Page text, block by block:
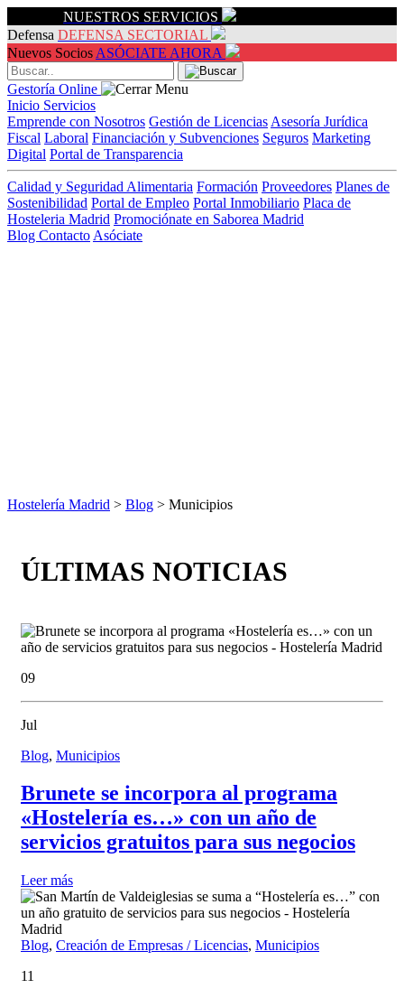
NUESTROS SERVICIOS
Defensa DEFENSA SECTORIAL
Nuevos Socios ASÓCIATE AHORA
Gestoría Online
Inicio Servicios
Emprende con Nosotros Gestión de Licencias Asesoría Jurídica
Fiscal Laboral Financiación y Subvenciones Seguros Marketing
Digital Portal de Transparencia
Calidad y Seguridad Alimentaria Formación Proveedores Planes de
Sostenibilidad Portal de Empleo Portal Inmobiliario Placa de
Hosteleria Madrid Promociónate en Saborea Madrid
Blog Contacto Asóciate
Hostelería Madrid > Blog > Municipios
ÚLTIMAS NOTICIAS
09
Jul
Blog, Municipios
Brunete se incorpora al programa
«Hostelería es…» con un año de
servicios gratuitos para sus negocios
Leer más
Blog, Creación de Empresas / Licencias, Municipios
11